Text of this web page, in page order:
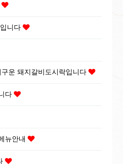
입니다
구운 돼지갈비도시락입니다
다
뉴안내